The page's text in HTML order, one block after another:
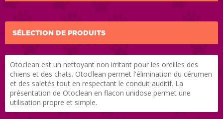
SÉLECTION DE PRODUITS
Otoclean est un nettoyant non irritant pour les oreilles des
chiens et des chats. Otocllean permet l'élimination du cérumen
et des saletés tout en respectant le conduit auditif. La
présentation de Otoclean en flacon unidose permet une
utilisation propre et simple.